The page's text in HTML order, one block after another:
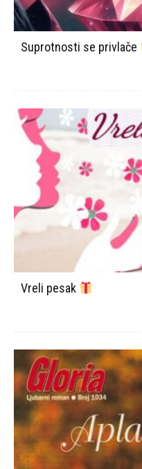
Suprotnosti se privlače
Vreli pesak